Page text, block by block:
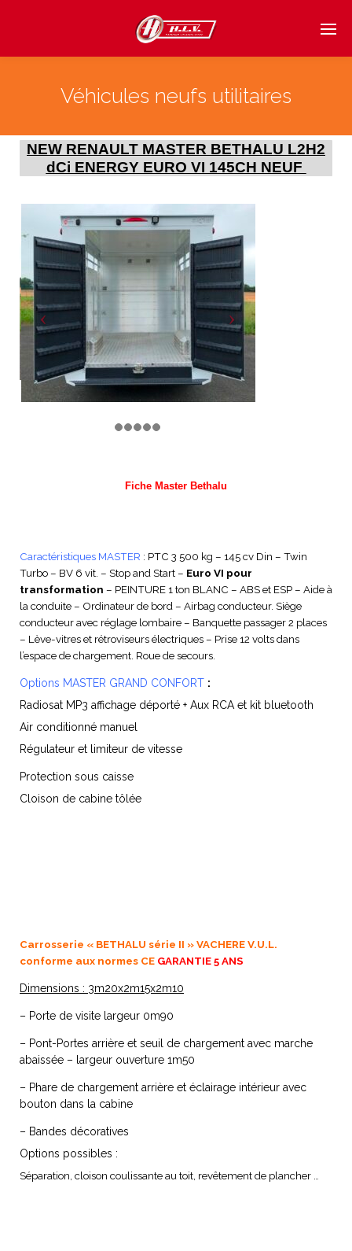
Véhicules neufs utilitaires
NEW RENAULT MASTER BETHALU L2H2
dCi ENERGY EURO VI 145CH NEUF
Fiche Master Bethalu
Caractéristiques MASTER : PTC 3 500 kg – 145 cv Din – Twin
Turbo – BV 6 vit. – Stop and Start – Euro VI pour
transformation – PEINTURE 1 ton BLANC – ABS et ESP – Aide à
la conduite – Ordinateur de bord – Airbag conducteur. Siège
conducteur avec réglage lombaire – Banquette passager 2 places
– Lève-vitres et rétroviseurs électriques – Prise 12 volts dans
l’espace de chargement. Roue de secours.
Options MASTER GRAND CONFORT :
Radiosat MP3 affichage déporté + Aux RCA et kit bluetooth
Air conditionné manuel
Régulateur et limiteur de vitesse
Protection sous caisse
Cloison de cabine tôlée
Carrosserie « BETHALU série II » VACHERE V.U.L.
conforme aux normes CE GARANTIE 5 ANS
Dimensions : 3m20x2m15x2m10
– Porte de visite largeur 0m90
– Pont-Portes arrière et seuil de chargement avec marche
abaissée – largeur ouverture 1m50
– Phare de chargement arrière et éclairage intérieur avec
bouton dans la cabine
– Bandes décoratives
Options possibles :
Séparation, cloison coulissante au toit, revêtement de plancher …